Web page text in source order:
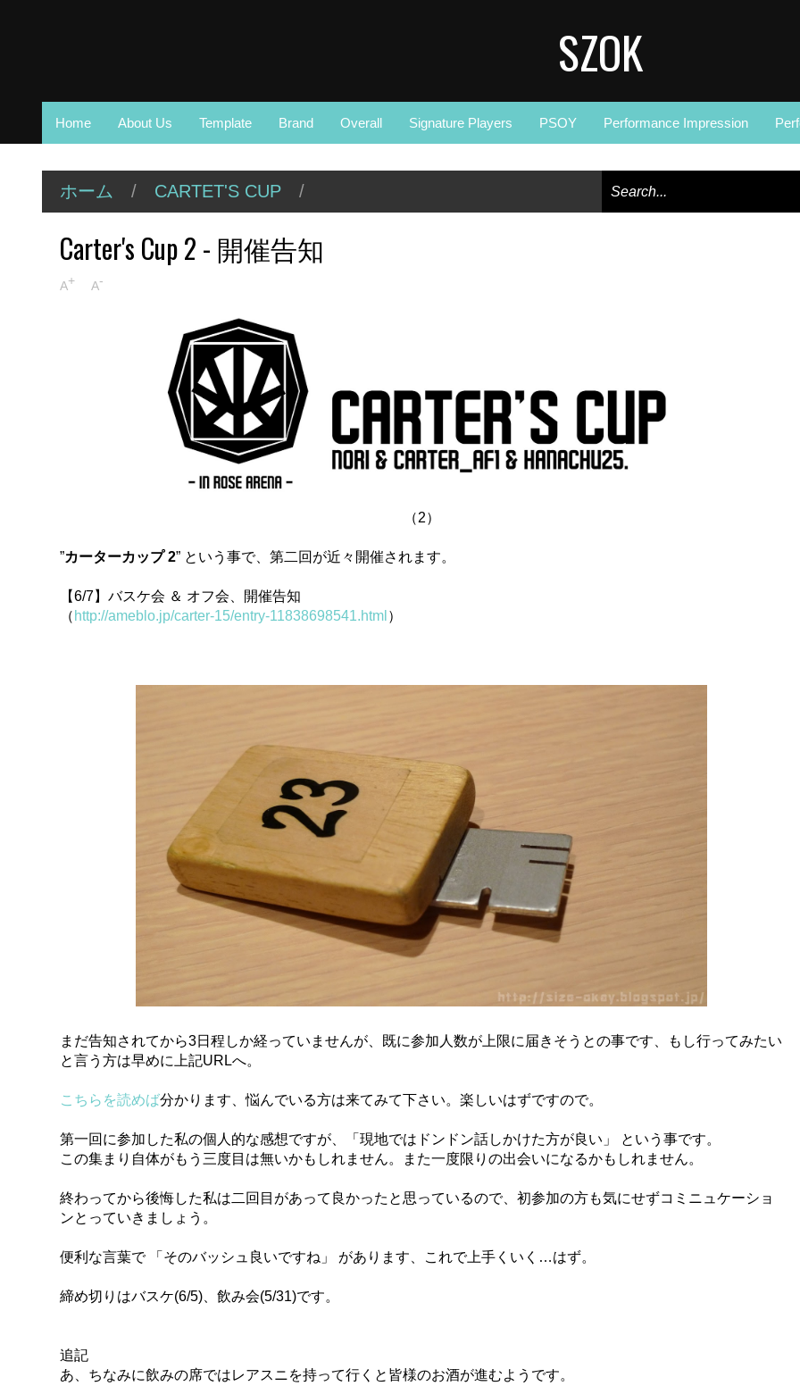
SZOK
Home About Us Template Brand Overall Signature Players PSOY Performance Impression
ホーム / CARTET'S CUP /
Carter's Cup 2 - 開催告知
A+ A-
（2）
”カーターカップ 2” という事で、第二回が近々開催されます。
【6/7】バスケ会 ＆ オフ会、開催告知
（ http://ameblo.jp/carter-15/entry-11838698541.html ）
まだ告知されてから3日程しか経っていませんが、既に参加人数が上限に届きそうとの事です、もし行ってみたい
と言う方は早めに上記URLへ。
こちらを読めば分かります、悩んでいる方は来てみて下さい。楽しいはずですので。
第一回に参加した私の個人的な感想ですが、「現地ではドンドン話しかけた方が良い」 という事です。
この集まり自体がもう三度目は無いかもしれません。また一度限りの出会いになるかもしれません。
終わってから後悔した私は二回目があって良かったと思っているので、初参加の方も気にせずコミニュケーショ
ンとっていきましょう。
便利な言葉で 「そのバッシュ良いですね」 があります、これで上手くいく…はず。
締め切りはバスケ(6/5)、飲み会(5/31)です。
追記
あ、ちなみに飲みの席ではレアスニを持って行くと皆様のお酒が進むようです。